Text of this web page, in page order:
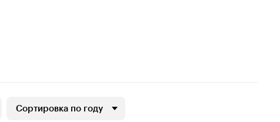
Сортировка по году